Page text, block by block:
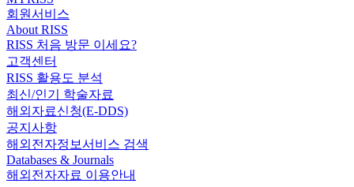
회원서비스
About RISS
RISS 처음 방문 이세요?
고객센터
RISS 활용도 분석
최신/인기 학술자료
해외자료신청(E-DDS)
공지사항
해외전자정보서비스 검색
Databases & Journals
해외전자자료 이용안내